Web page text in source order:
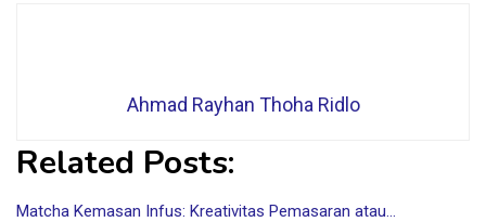
Ahmad Rayhan Thoha Ridlo
Related Posts:
Matcha Kemasan Infus: Kreativitas Pemasaran atau…